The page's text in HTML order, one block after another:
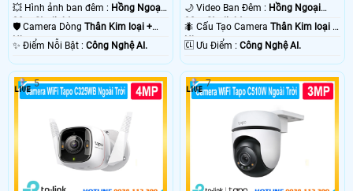
💥 Hình ảnh ban đêm : Hồng Ngoại
30m Starlight.
🛡 Camera Dòng Thân Kim loại +
Nhựa.
️✨ Điểm Nỗi Bật : Công Nghệ AI.
🌙 Video Ban Đêm : Hồng Ngoại
30m Starlight.
🐜 Cấu Tạo CameraThân Kim loại +
Nhựa.
️🆑 Ưu Điểm :Công Nghệ AI.
5 7